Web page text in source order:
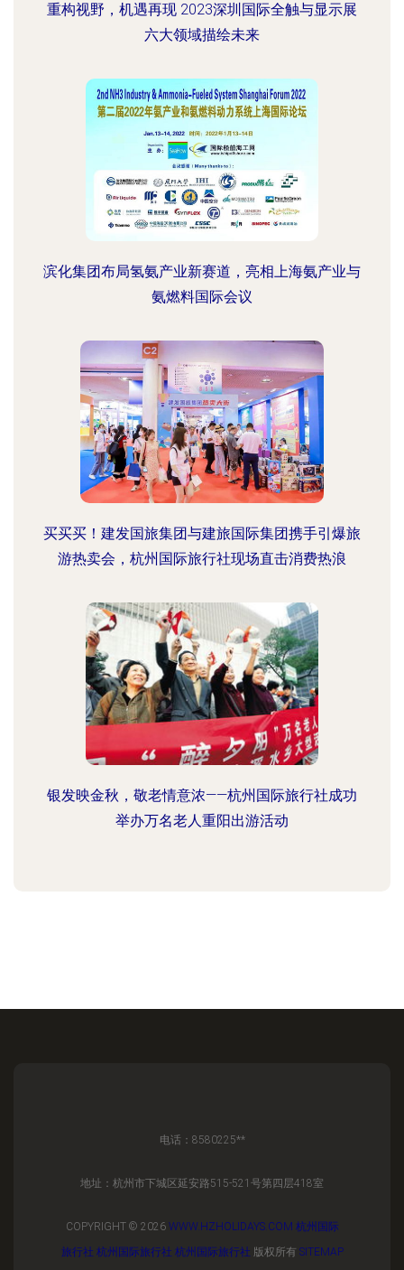
重构视野，机遇再现 2023深圳国际全触与显示展
六大领域描绘未来
滨化集团布局氢氨产业新赛道，亮相上海氨产业与
氨燃料国际会议
买买买！建发国旅集团与建旅国际集团携手引爆旅
游热卖会，杭州国际旅行社现场直击消费热浪
银发映金秋，敬老情意浓——杭州国际旅行社成功
举办万名老人重阳出游活动
电话：8580225**
地址：杭州市下城区延安路515-521号第四层418室
COPYRIGHT © 2026 WWW.HZHOLIDAYS.COM 杭州国际
旅行社 杭州国际旅行社 杭州国际旅行社 版权所有 SITEMAP